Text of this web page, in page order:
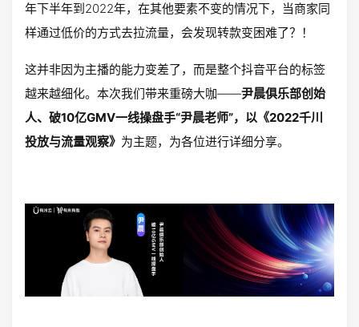
年下半年到2022年，在其他要素不变的情况下，当商家同
样通过低价的方式去拉流量，会发现转款变困难了？！
这并非因为主播的能力变差了，而是整个抖音平台的标签
越来越细化。本次我们带来重磅大咖——尹晨俱乐部创始
人、破10亿GMV一线操盘手“尹晨老师”，以《2022千川
投放与流量观察》 为主题，为各位进行详细分享。